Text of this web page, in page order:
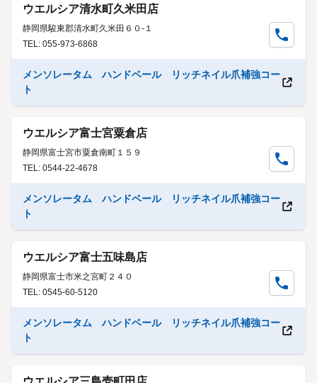
ウエルシア清水町久米田店
静岡県駿東郡清水町久米田６０-１
TEL: 055-973-6868
メンソレータム ハンドベール リッチネイル爪補強コー
ト
ウエルシア富士宮粟倉店
静岡県富士宮市粟倉南町１５９
TEL: 0544-22-4678
メンソレータム ハンドベール リッチネイル爪補強コー
ト
ウエルシア富士五味島店
静岡県富士市米之宮町２４０
TEL: 0545-60-5120
メンソレータム ハンドベール リッチネイル爪補強コー
ト